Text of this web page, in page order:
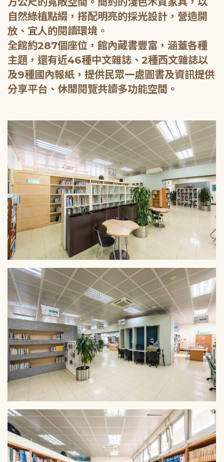
自然綠植點綴，搭配明亮的採光設計，營造開
放、宜人的閱讀環境。
全館約287個座位，館內藏書豐富，涵蓋各種
主題，還有近46種中文雜誌、2種西文雜誌以
及9種國內報紙，提供民眾一處圖書及資訊提供